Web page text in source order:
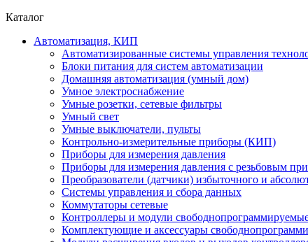
Каталог
Автоматизация, КИП
Автоматизированные системы управления
Блоки питания для систем автоматизации
Домашняя автоматизация (умный дом)
Умное электроснабжение
Умные розетки, сетевые фильтры
Умный свет
Умные выключатели, пульты
Контрольно-измерительные приборы (КИП)
Приборы для измерения давления
Приборы для измерения давления с резьбовым
Преобразователи (датчики) избыточного и
Системы управления и сбора данных
Коммутаторы сетевые
Контроллеры и модули
Комплектующие и аксессуары